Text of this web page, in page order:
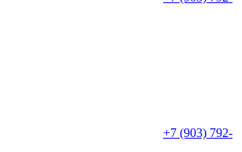
+7 (903) 792-